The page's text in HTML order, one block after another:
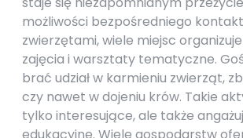
możliwości bezpośredniego
zwierzętami, wiele miejsc
zajęcia i warsztaty tematyczne.
brać udział w karmieniu zwierząt,
czy nawet w dojeniu krów. Takie
tylko interesujące, ale także